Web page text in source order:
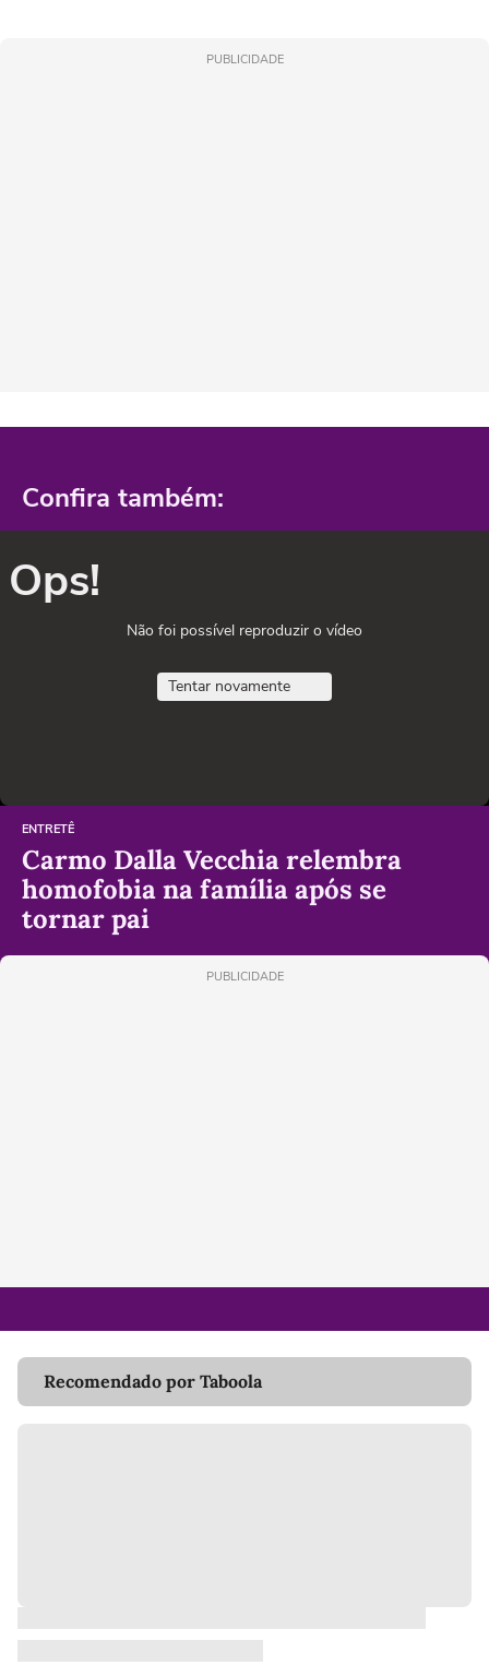
PUBLICIDADE
Confira também:
Ops!
Não foi possível reproduzir o vídeo
Tentar novamente
ENTRETÊ
Carmo Dalla Vecchia relembra
homofobia na família após se
tornar pai
PUBLICIDADE
Recomendado por Taboola